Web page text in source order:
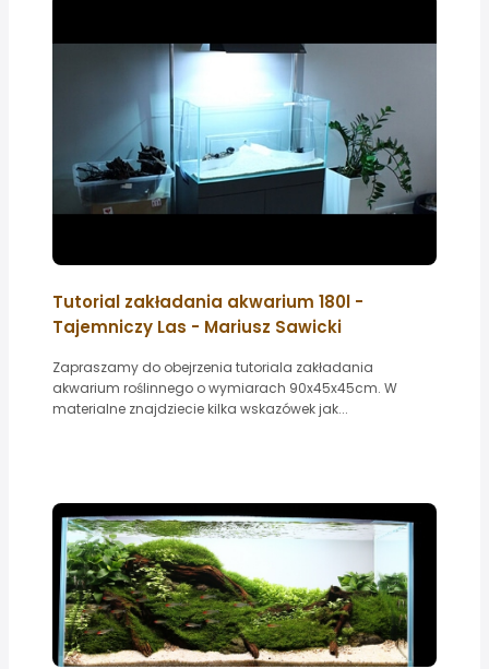
Tutorial zakładania akwarium 180l -
Tajemniczy Las - Mariusz Sawicki
Zapraszamy do obejrzenia tutoriala zakładania
akwarium roślinnego o wymiarach 90x45x45cm. W
materialne znajdziecie kilka wskazówek jak...